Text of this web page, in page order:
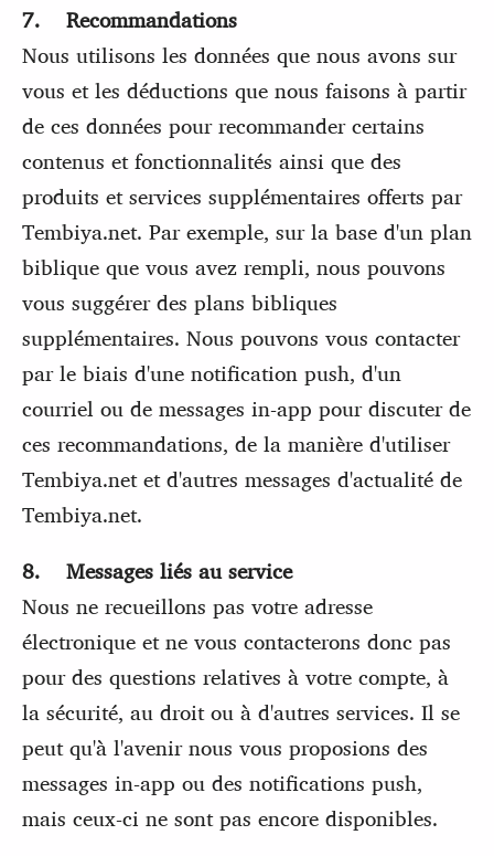
7. Recommandations
Nous utilisons les données que nous avons sur
vous et les déductions que nous faisons à partir
de ces données pour recommander certains
contenus et fonctionnalités ainsi que des
produits et services supplémentaires offerts par
Tembiya.net. Par exemple, sur la base d'un plan
biblique que vous avez rempli, nous pouvons
vous suggérer des plans bibliques
supplémentaires. Nous pouvons vous contacter
par le biais d'une notification push, d'un
courriel ou de messages in-app pour discuter de
ces recommandations, de la manière d'utiliser
Tembiya.net et d'autres messages d'actualité de
Tembiya.net.
8. Messages liés au service
Nous ne recueillons pas votre adresse
électronique et ne vous contacterons donc pas
pour des questions relatives à votre compte, à
la sécurité, au droit ou à d'autres services. Il se
peut qu'à l'avenir nous vous proposions des
messages in-app ou des notifications push,
mais ceux-ci ne sont pas encore disponibles.